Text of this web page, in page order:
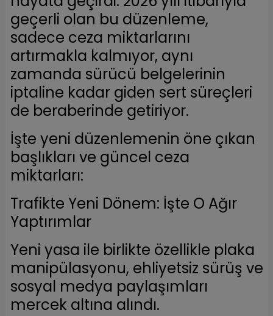
geçerli olan bu düzenleme,
sadece ceza miktarlarını
artırmakla kalmıyor, aynı
zamanda sürücü belgelerinin
iptaline kadar giden sert süreçleri
de beraberinde getiriyor.
İşte yeni düzenlemenin öne çıkan
başlıkları ve güncel ceza
miktarları:
Trafikte Yeni Dönem: İşte O Ağır
Yaptırımlar
Yeni yasa ile birlikte özellikle plaka
manipülasyonu, ehliyetsiz sürüş ve
sosyal medya paylaşımları
mercek altına alındı.